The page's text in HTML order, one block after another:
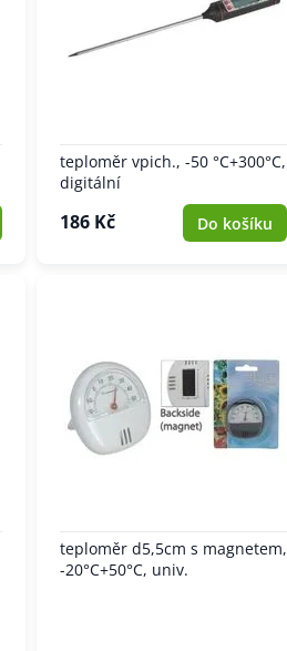
teploměr vpich., -50 °C+300°C,
digitální
186 Kč Do košíku
teploměr d5,5cm s magnetem,
-20°C+50°C, univ.